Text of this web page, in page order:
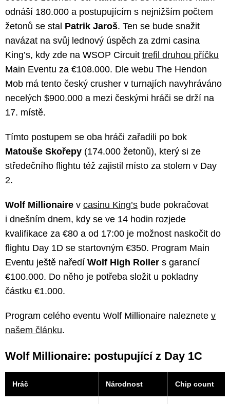
odnáší 180.000 a postupujícím s nejnižším počtem
žetonů se stal Patrik Jaroš. Ten se bude snažit
navázat na svůj lednový úspěch za zdmi casina
King’s, kdy zde na WSOP Circuit trefil druhou příčku
Main Eventu za €108.000. Dle webu The Hendon
Mob má tento český crusher v turnajích navyhráváno
necelých $900.000 a mezi českými hráči se drží na
17. místě.
Tímto postupem se oba hráči zařadili po bok
Matouše Skořepy (174.000 žetonů), který si ze
středečního flightu též zajistil místo za stolem v Day
2.
Wolf Millionaire v casinu King’s bude pokračovat
i dnešním dnem, kdy se ve 14 hodin rozjede
kvalifikace za €80 a od 17:00 je možnost naskočit do
flightu Day 1D se startovným €350. Program Main
Eventu ještě naředí Wolf High Roller s garancí
€100.000. Do něho je potřeba složit u pokladny
částku €1.000.
Program celého eventu Wolf Millionaire naleznete v
našem článku.
Wolf Millionaire: postupující z Day 1C
Hráč Národnost Chip count